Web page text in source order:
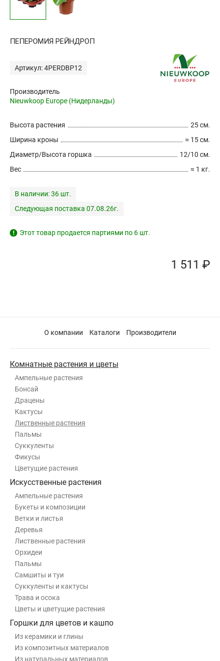
ПЕПЕРОМИЯ РЕЙНДРОП
Артикул: 4PERDBP12
Производитель
Nieuwkoop Europe (Нидерланды)
25 см.
Высота растения
≈ 15 см.
Ширина кроны
12/10 см.
Диаметр/Высота горшка
≈ 1 кг.
Вес
В наличии:36 шт.
Следующая поставка 07.08.26г.
! Этот товар продается партиями по 6 шт.
1 511 ₽
О компании Каталоги Производители
Комнатные растения и цветы
Ампельные растения
Бонсай
Драцены
Кактусы
Лиственные растения
Пальмы
Суккуленты
Фикусы
Цветущие растения
Искусственные растения
Ампельные растения
Букеты и композиции
Ветки и листья
Деревья
Лиственные растения
Орхидеи
Пальмы
Самшиты и туи
Суккуленты и кактусы
Трава и осока
Цветы и цветущие растения
Горшки для цветов и кашпо
Из керамики и глины
Из композитных материалов
Из натуральных материалов